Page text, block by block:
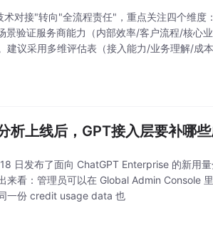
对接"转向"全流程责任"，重点关注四个维度
景验证服务商能力（内部效率/客户流程/核心
建议采用多维评估表（接入能力/业务理解/成
析上线后，GPT接入层要补哪
日发布了面向 ChatGPT Enterprise 的新用
来看：管理员可以在 Global Admin Console
一份 credit usage data 也